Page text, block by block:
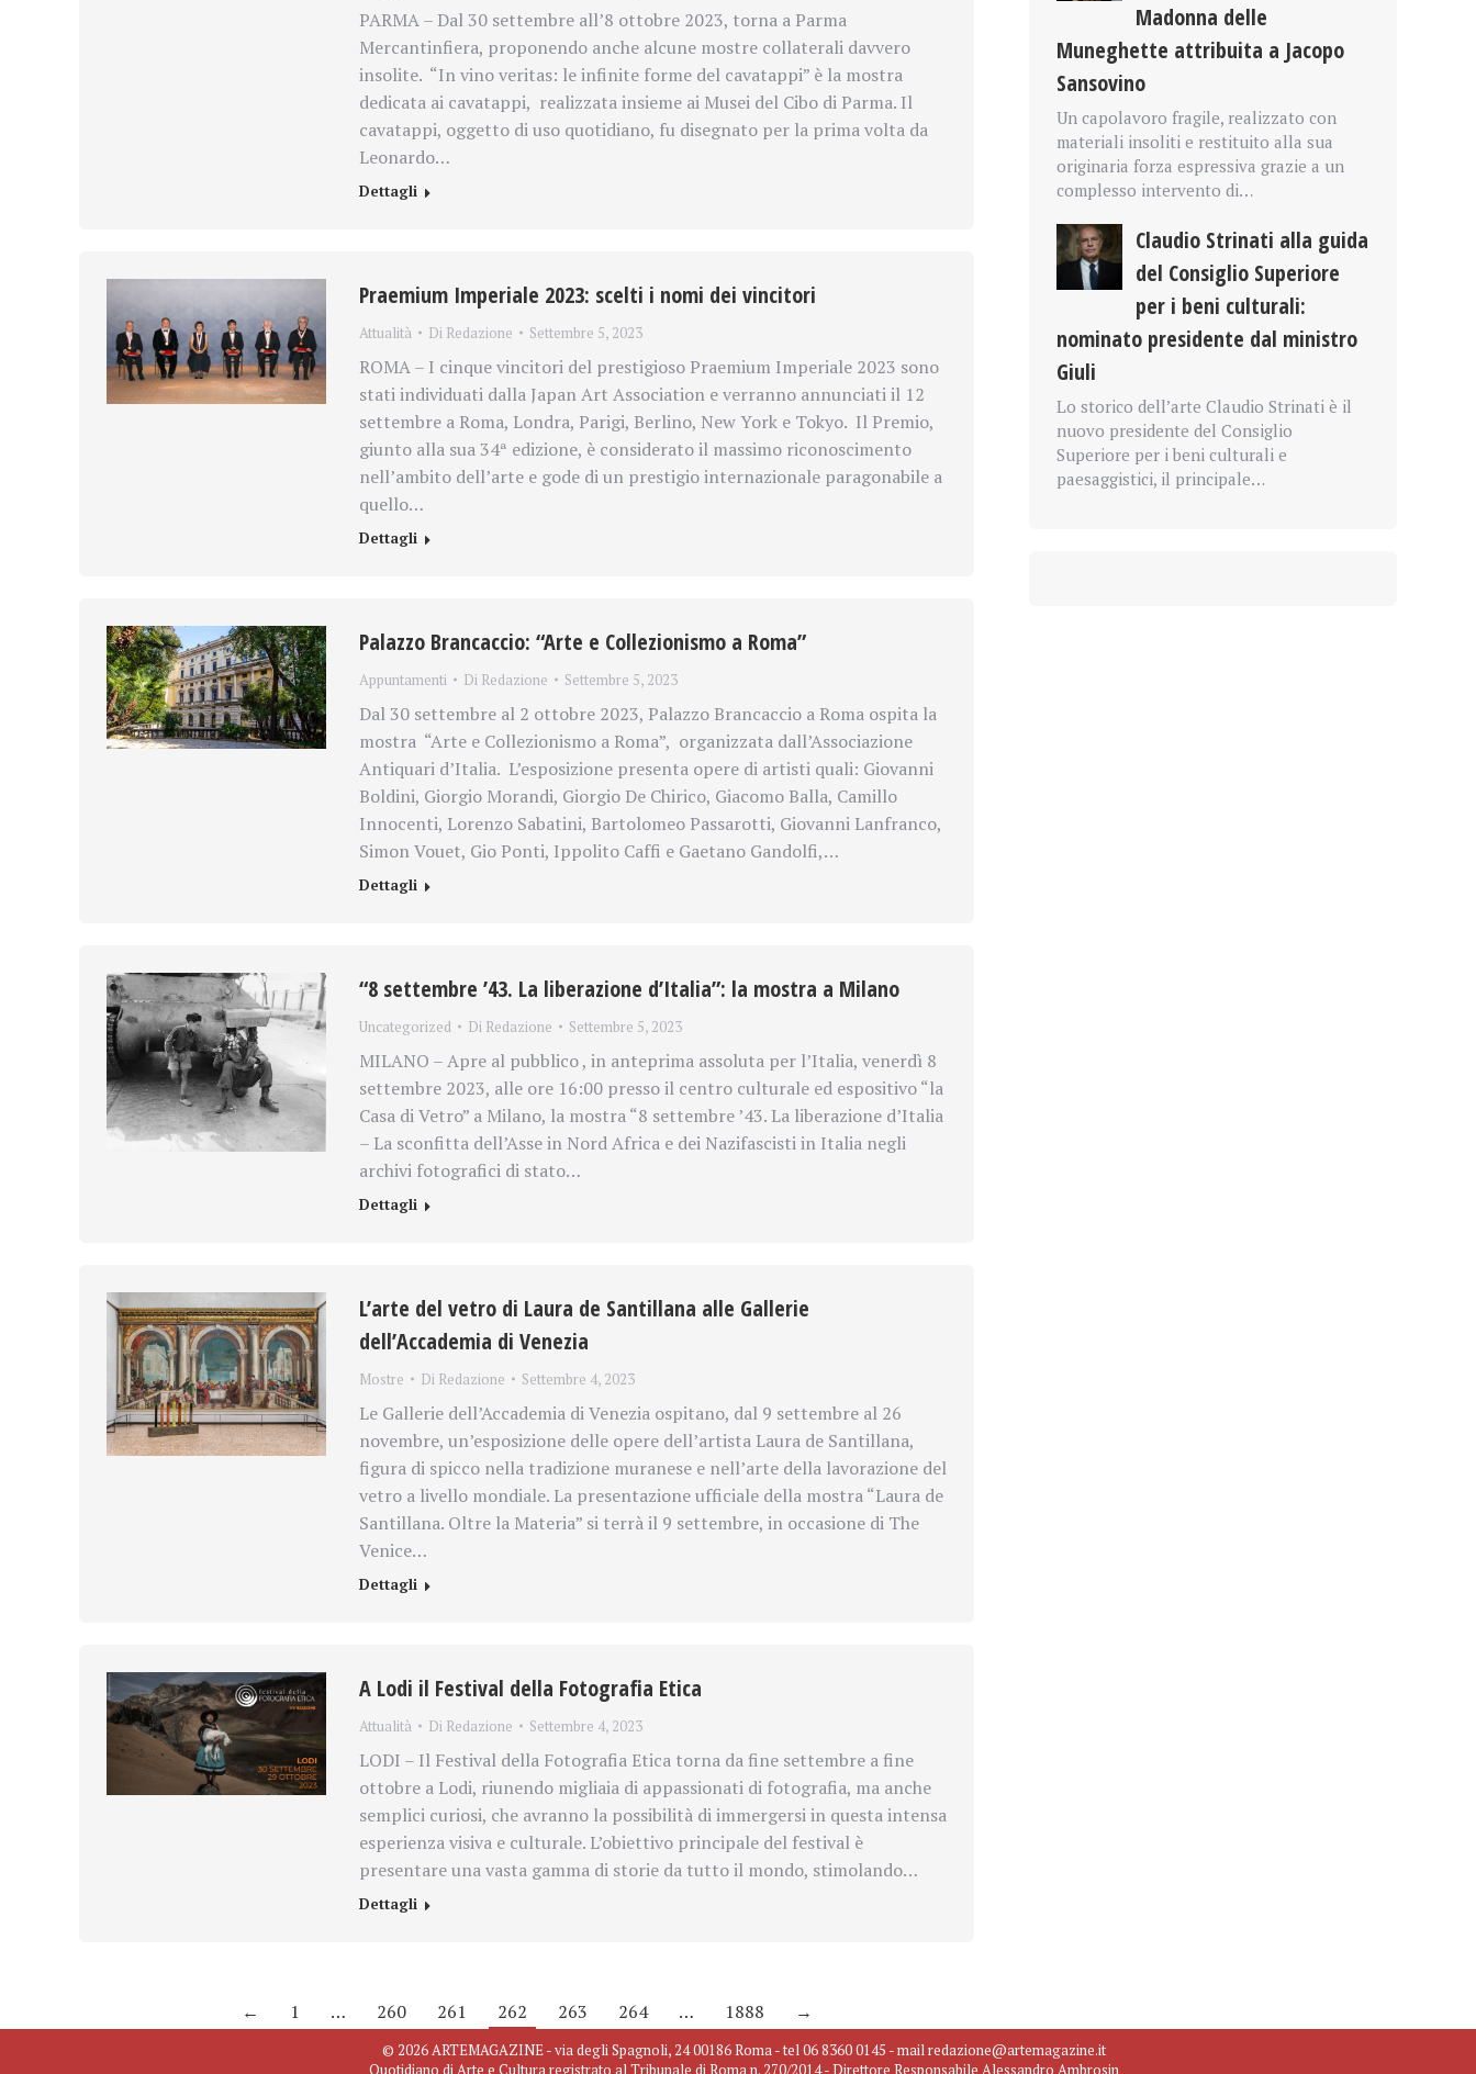
PARMA – Dal 30 settembre all’8 ottobre 2023, torna a Parma
Mercantinfiera, proponendo anche alcune mostre collaterali davvero
insolite. “In vino veritas: le infinite forme del cavatappi” è la mostra
dedicata ai cavatappi, realizzata insieme ai Musei del Cibo di Parma. Il
cavatappi, oggetto di uso quotidiano, fu disegnato per la prima volta da
Leonardo…
Dettagli
Praemium Imperiale 2023: scelti i nomi dei vincitori
Attualità Di Redazione Settembre 5, 2023
ROMA – I cinque vincitori del prestigioso Praemium Imperiale 2023 sono
stati individuati dalla Japan Art Association e verranno annunciati il 12
settembre a Roma, Londra, Parigi, Berlino, New York e Tokyo. Il Premio,
giunto alla sua 34ª edizione, è considerato il massimo riconoscimento
nell’ambito dell’arte e gode di un prestigio internazionale paragonabile a
quello…
Dettagli
Palazzo Brancaccio: “Arte e Collezionismo a Roma”
Appuntamenti Di Redazione Settembre 5, 2023
Dal 30 settembre al 2 ottobre 2023, Palazzo Brancaccio a Roma ospita la
mostra “Arte e Collezionismo a Roma”, organizzata dall’Associazione
Antiquari d’Italia. L’esposizione presenta opere di artisti quali: Giovanni
Boldini, Giorgio Morandi, Giorgio De Chirico, Giacomo Balla, Camillo
Innocenti, Lorenzo Sabatini, Bartolomeo Passarotti, Giovanni Lanfranco,
Simon Vouet, Gio Ponti, Ippolito Caffi e Gaetano Gandolfi,…
Dettagli
“8 settembre ’43. La liberazione d’Italia”: la mostra a Milano
Uncategorized Di Redazione Settembre 5, 2023
MILANO – Apre al pubblico , in anteprima assoluta per l’Italia, venerdì 8
settembre 2023, alle ore 16:00 presso il centro culturale ed espositivo “la
Casa di Vetro” a Milano, la mostra “8 settembre ’43. La liberazione d’Italia
– La sconfitta dell’Asse in Nord Africa e dei Nazifascisti in Italia negli
archivi fotografici di stato…
Dettagli
L’arte del vetro di Laura de Santillana alle Gallerie
dell’Accademia di Venezia
Mostre Di Redazione Settembre 4, 2023
Le Gallerie dell’Accademia di Venezia ospitano, dal 9 settembre al 26
novembre, un’esposizione delle opere dell’artista Laura de Santillana,
figura di spicco nella tradizione muranese e nell’arte della lavorazione del
vetro a livello mondiale. La presentazione ufficiale della mostra “Laura de
Santillana. Oltre la Materia” si terrà il 9 settembre, in occasione di The
Venice…
Dettagli
A Lodi il Festival della Fotografia Etica
Attualità Di Redazione Settembre 4, 2023
LODI – Il Festival della Fotografia Etica torna da fine settembre a fine
ottobre a Lodi, riunendo migliaia di appassionati di fotografia, ma anche
semplici curiosi, che avranno la possibilità di immergersi in questa intensa
esperienza visiva e culturale. L’obiettivo principale del festival è
presentare una vasta gamma di storie da tutto il mondo, stimolando…
Dettagli
← 1 … 260 261 262 263 264 … 1888 →
Madonna delle
Muneghette attribuita a Jacopo
Sansovino
Un capolavoro fragile, realizzato con
materiali insoliti e restituito alla sua
originaria forza espressiva grazie a un
complesso intervento di…
Claudio Strinati alla guida
del Consiglio Superiore
per i beni culturali:
nominato presidente dal ministro
Giuli
Lo storico dell’arte Claudio Strinati è il
nuovo presidente del Consiglio
Superiore per i beni culturali e
paesaggistici, il principale…
© 2026 ARTEMAGAZINE - via degli Spagnoli, 24 00186 Roma - tel 06 8360 0145 - mail redazione@artemagazine.it
Quotidiano di Arte e Cultura registrato al Tribunale di Roma n. 270/2014 - Direttore Responsabile Alessandro Ambrosin